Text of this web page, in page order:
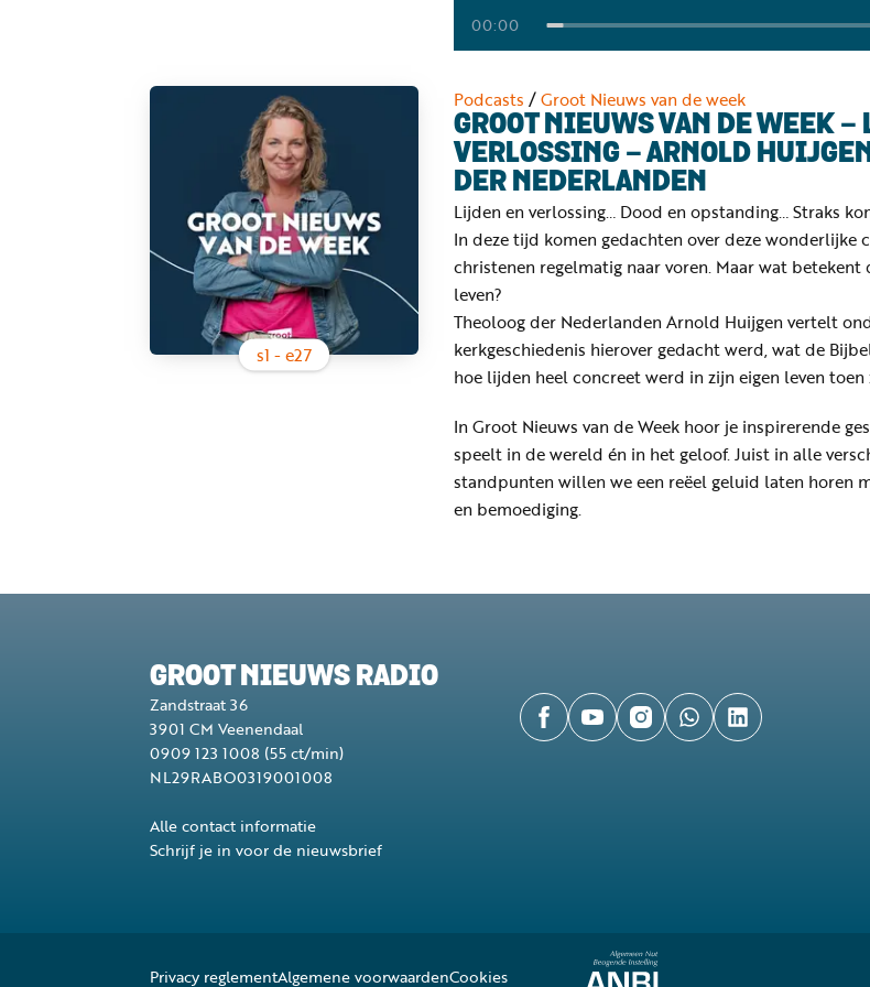
00:00
s1 - e27
Podcasts /Groot Nieuws van de week
GROOT NIEUWS VAN DE WEEK -
VERLOSSING - ARNOLD
DER NEDERLANDEN
Lijden en verlossing… Dood en opstanding… Straks
In deze tijd komen gedachten over deze wonderlijke
christenen regelmatig naar voren. Maar wat
leven?
Theoloog der Nederlanden Arnold Huijgen vertelt
kerkgeschiedenis hierover gedacht werd, wat de
hoe lijden heel concreet werd in zijn eigen leven toen
In Groot Nieuws van de Week hoor je inspirerende
speelt in de wereld én in het geloof. Juist in alle
standpunten willen we een reëel geluid laten horen
en bemoediging.
GROOT NIEUWS RADIO
Zandstraat 36
3901 CM Veenendaal
0909 123 1008 (55 ct/min)
NL29RABO0319001008
Alle contact informatie
Schrijf je in voor de nieuwsbrief
Privacy reglementAlgemene voorwaardenCookies